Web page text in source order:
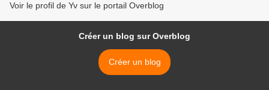
Voir le profil de Yv sur le portail Overblog
Créer un blog sur Overblog
Créer un blog